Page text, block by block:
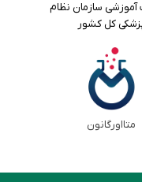
آموزشی سازمان نظام
کل کشور
متااورگانون